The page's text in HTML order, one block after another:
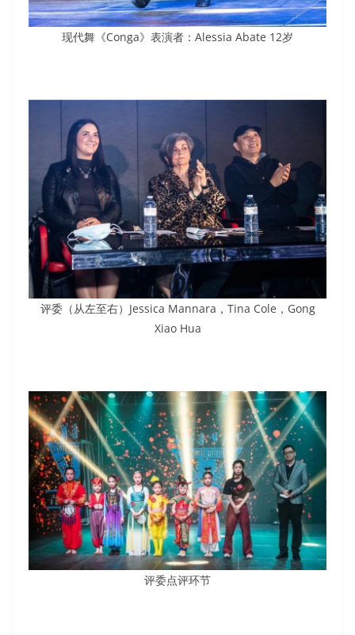
现代舞《Conga》表演者：Alessia Abate 12岁
评委（从左至右）Jessica Mannara，Tina Cole，Gong
Xiao Hua
评委点评环节